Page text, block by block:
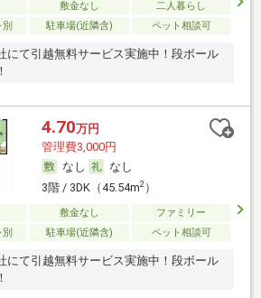
敷金なし
二人暮らし
別
駐車場(近隣含) ペット相談可
にて引越無料サービス実施中！段ボール
4.70万円
管理費3,000円
なし
なし
3階 / 3DK（45.54m2）
敷金なし
ファミリー
別
駐車場(近隣含) ペット相談可
にて引越無料サービス実施中！段ボール